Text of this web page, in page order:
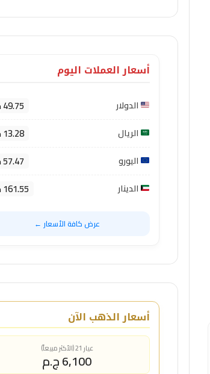
أسعار العملات اليوم
الدولار 49.75 ج.م
الريال 13.28 ج.م
اليورو 57.47 ج.م
الدينار 161.55 ج.م
عرض كافة الأسعار ←
أسعار الذهب الآن
عيار 21 (الأكثر مبيعاً)
6,100 ج.م